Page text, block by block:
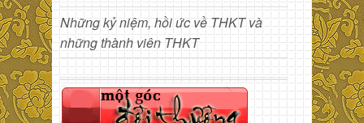
Những kỷ niệm, hồi ức về THKT và
những thành viên THKT